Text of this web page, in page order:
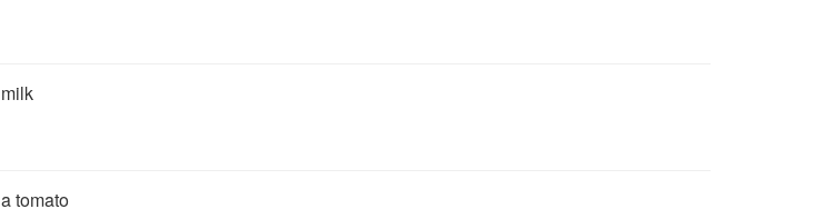
milk
a tomato